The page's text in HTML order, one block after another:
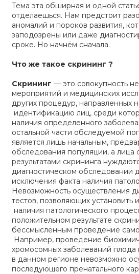
Тема эта обширная и одной
отделаешься. Нам предстоит
аномалий и пороков развития,
заподозрены или даже
сроке. Но начнём сначала.
Что же такое скрининг ?
Скрининг— это совокупность
мероприятий и медицинских
других процедур, направленных
идентификацию лиц, среди
наличия определенного
остальной части обследуемой
является лишь начальным,
обследования популяции, а лица
результатами скрининга
диагностическом обследовании
исключения факта наличия
Невозможность осуществления
тестов, позволяющих установить
наличия патологического
положительном результате
бессмысленным проведение
Например, проведение
хромосомных заболеваний плода
в данном регионе невозможно
последующего пренатального